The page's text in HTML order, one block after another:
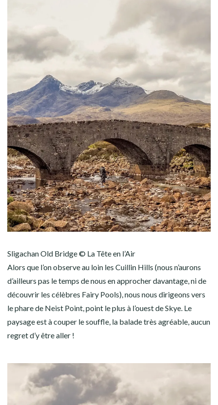
Sligachan Old Bridge © La Tête en l’Air
Alors que l’on observe au loin les Cuillin Hills (nous n’aurons
d’ailleurs pas le temps de nous en approcher davantage, ni de
découvrir les célèbres Fairy Pools), nous nous dirigeons vers
le phare de Neist Point, point le plus à l’ouest de Skye. Le
paysage est à couper le souffle, la balade très agréable, aucun
regret d’y être aller !